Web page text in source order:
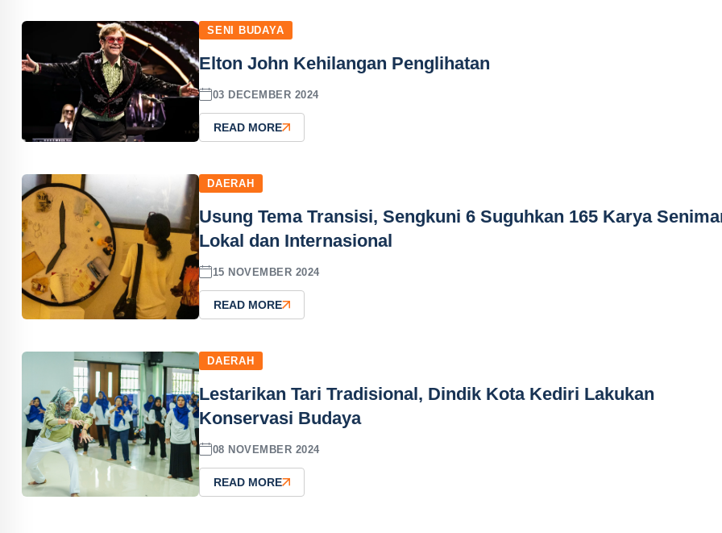
SENI BUDAYA
Elton John Kehilangan Penglihatan
03 DECEMBER 2024
READ MORE
DAERAH
Usung Tema Transisi, Sengkuni 6 Suguhkan 165 Karya
Lokal dan Internasional
15 NOVEMBER 2024
READ MORE
DAERAH
Lestarikan Tari Tradisional, Dindik Kota Kediri Lakukan
Konservasi Budaya
08 NOVEMBER 2024
READ MORE